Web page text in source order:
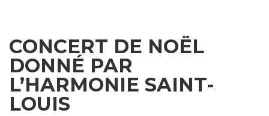
CONCERT DE NOËL
DONNÉ PAR
L’HARMONIE SAINT-
LOUIS